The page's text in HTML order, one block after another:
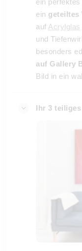
ein geteiltes
auf Acrylglas
und
besonders
auf Gallery
Bild in ein
Ihr 3